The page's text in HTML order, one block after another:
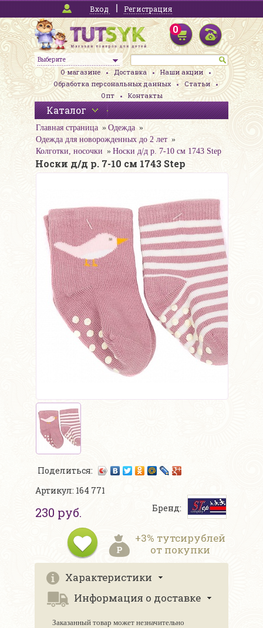
Вход Регистрация
Выберите
0
О магазине Доставка
Наши акции
Обработка персональных данных
Статьи
Опт
Контакты
Каталог
Главная страница
Одежда
Одежда для новорожденных до 2 лет
Колготки, носочки
Носки д/д р. 7-10 см 1743 Step
Носки д/д р. 7-10 см 1743 Step
Поделиться:
Артикул: 164 771
230 руб. Бренд:
+3% тутсирублей
от покупки
Характеристики
Информация о доставке
Заказанный товар может незначительно